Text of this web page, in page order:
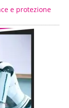
e protezione